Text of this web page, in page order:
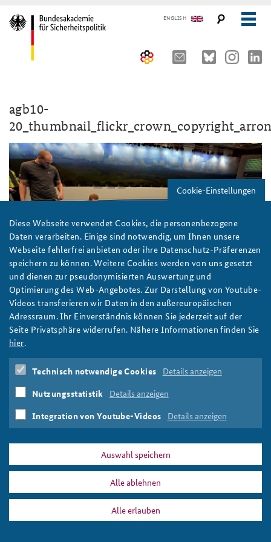
ENGLISH
Auftrag und Organisation
Historischer Ort
Kompetenzzentrum Strategische Vorausschau
Team
Sicherheitspolitische Nachwuchsarbeit
Beirat
Praktika an der BAKS
Anfahrt
Freundeskreis
10 Jahre AKJS
Seminare und Tagungen
Führungskräfteseminar für Sicherheitspolitik
Kernseminar für Sicherheitspolitik
Methodenseminar Strategische Vorausschau
Fachseminar Digitalisierung und Sicherheitspolitik
Fachseminar Desinformation und Sicherheitspolitik
Deutsches Forum Sicherheitspolitik
Arbeitskreis "Junge Sicherheitspolitiker"
Das Sicherheitspolitische Gespräch an der BAKS
Studierendenkonferenz Sicherheitspolitik gestalten
Publikationen und Presse
#angeBAKSt: Aktuelle Kommentare zur Sicherheitspolitik
Arbeitspapiere Sicherheitspolitik
Pressespiegel und Gastbeiträge von BAKS-Angehörigen
Ansprechpartner für Presse- und andere Medienanfragen
Newsletter-Archiv
STUDIENPLATTFORM
agb10-
Crown copyright / Arron Hoare
PRESSE DATENSCHUTZ IMPRESSUM FAQ
agb10-20_thumbnail_flickr_crown_copyright_arron_hoare.png
Drucken
Cookie-Einstellungen
Diese Webseite verwendet Cookies, die personenbezogene
Daten verarbeiten. Einige sind notwendig, um Ihnen unsere
Webseite fehlerfrei anbieten oder ihre Datenschutz-Präferenzen
speichern zu können. Weitere Cookies werden von uns gesetzt
und dienen zur pseudonymisierten Auswertung und
Optimierung des Web-Angebotes. Zur Darstellung von Youtube-
Videos transferieren wir Daten in den außereuropäischen
Adressraum. Ihr Einverständnis können Sie jederzeit auf der
Seite Privatsphäre widerrufen. Nähere Informationen finden Sie
hier.
Technisch notwendige Cookies Details anzeigen
Nutzungsstatistik Details anzeigen
Integration von Youtube-Videos Details anzeigen
Auswahl speichern
Alle ablehnen
Alle erlauben